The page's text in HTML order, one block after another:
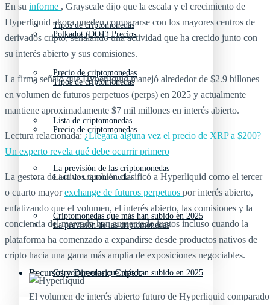
Tipos de criptomonedas
Precio de criptomonedas
Lista de criptomonedas
La previsión de las criptomonedas
Criptomonedas que más han subido en 2025
Recursos y Directorio Cripto
Polkadot (DOT) Precios
Tipos de criptomonedas
Precio de criptomonedas
Lista de criptomonedas
La previsión de las criptomonedas
Criptomonedas que más han subido en 2025
En su informe , Grayscale dijo que la escala y el crecimiento de
Hyperliquid ahora pueden compararse con los mayores centros de
derivados cripto, señalando una actividad que ha crecido junto con
su interés abierto y sus comisiones.
La firma señaló que Hyperliquid manejó alrededor de $2.9 billones
en volumen de futuros perpetuos (perps) en 2025 y actualmente
mantiene aproximadamente $7 mil millones en interés abierto.
Lectura relacionada:¿Llegará alguna vez el precio de XRP a $200?
Un experto revela qué debe ocurrir primero
La gestora de activos también clasificó a Hyperliquid como el tercer
o cuarto mayorexchange de futuros perpetuos por interés abierto,
enfatizando que el volumen, el interés abierto, las comisiones y la
conciencia del mercado han aumentado juntos incluso cuando la
plataforma ha comenzado a expandirse desde productos nativos de
cripto hacia una gama más amplia de exposiciones negociables.
El volumen de interés abierto futuro de Hyperliquid